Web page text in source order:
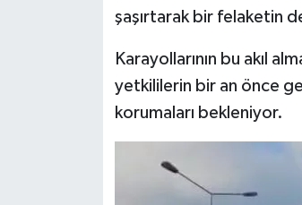
şaşırtarak bir felaketin
Karayollarının bu akıl
yetkililerin bir an önce
korumaları bekleniyor.